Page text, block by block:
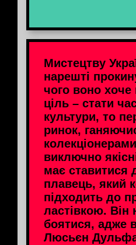
Мистецтву
нарешті
чого воно
ціль – стати
культури, то
ринок,
виключно
має ставитися
плавець, який
підходить до
ластівкою. Він
боятися, адже
Люсьєн